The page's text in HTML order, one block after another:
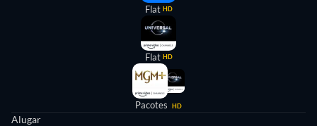
Flat HD
Flat HD
Pacotes HD
Alugar